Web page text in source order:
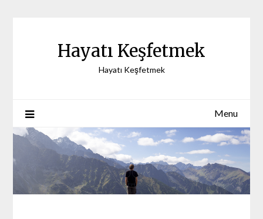
Hayatı Keşfetmek
Hayatı Keşfetmek
Menu